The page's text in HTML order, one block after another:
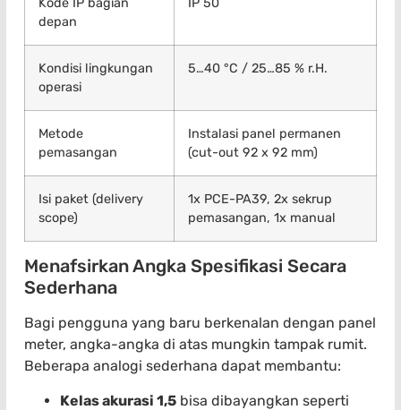
Kode IP bagian
depan
IP 50
Kondisi lingkungan
operasi
5…40 °C / 25…85 % r.H.
Metode
pemasangan
Instalasi panel permanen
(cut-out 92 x 92 mm)
Isi paket (delivery
scope)
1x PCE-PA39, 2x sekrup
pemasangan, 1x manual
Menafsirkan Angka Spesifikasi Secara
Sederhana
Bagi pengguna yang baru berkenalan dengan panel
meter, angka-angka di atas mungkin tampak rumit.
Beberapa analogi sederhana dapat membantu:
Kelas akurasi 1,5 bisa dibayangkan seperti